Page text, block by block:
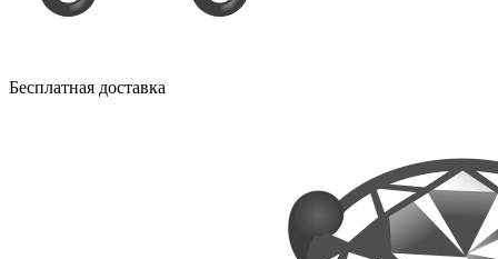
Бесплатная доставка